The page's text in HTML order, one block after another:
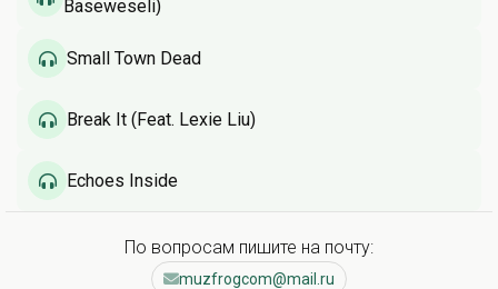
Baseweseli)
Small Town Dead
Break It (Feat. Lexie Liu)
Echoes Inside
По вопросам пишите на почту:
muzfrogcom@mail.ru